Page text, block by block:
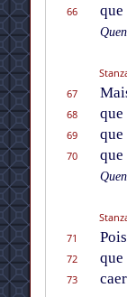
66
que
67
68
que
69
que
70
que
71
72
73